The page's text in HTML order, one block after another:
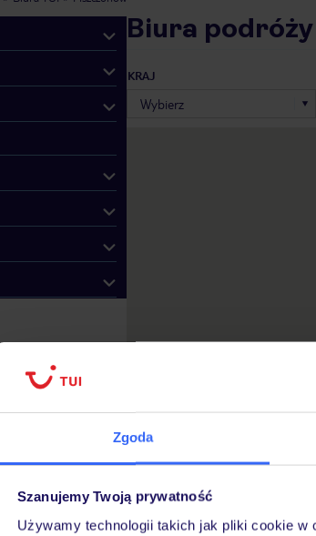
Zgoda
Szanujemy Twoją prywatność
Używamy technologii takich jak pliki cookie
Biura podróży
KRAJ